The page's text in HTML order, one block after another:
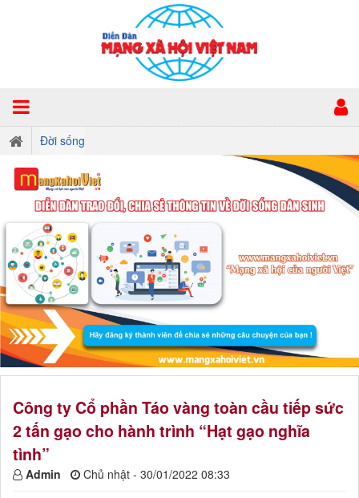
Đời sống
Công ty Cổ phần Táo vàng toàn cầu tiếp sức
2 tấn gạo cho hành trình “Hạt gạo nghĩa
tình”
Admin Chủ nhật - 30/01/2022 08:33